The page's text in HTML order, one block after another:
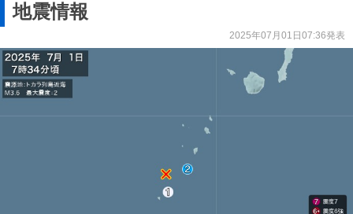
地震情報
2025年07月01日07:36発表